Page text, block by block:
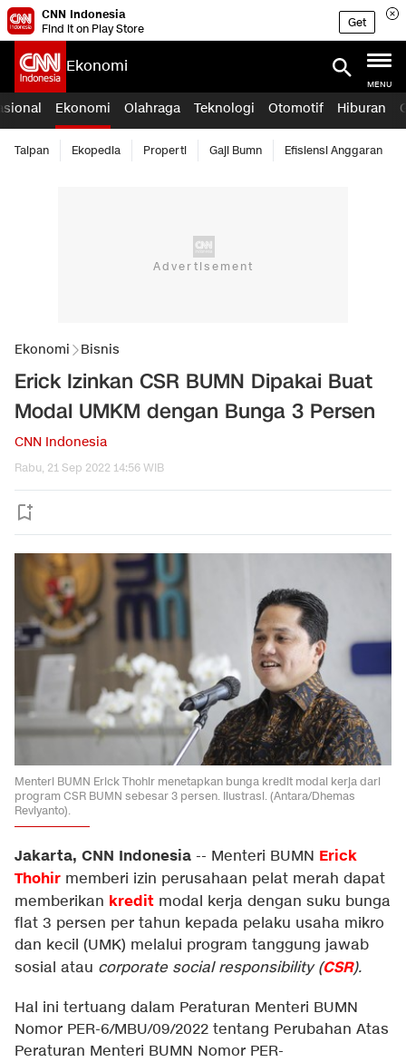
CNN Indonesia
Find it on Play Store
Get
Ekonomi
MENU
Ekonomi Olahraga Teknologi Otomotif Hiburan
Taipan Ekopedia Properti Gaji Bumn Efisiensi Anggaran
Ekonomi Bisnis
Erick Izinkan CSR BUMN Dipakai Buat
Modal UMKM dengan Bunga 3 Persen
CNN Indonesia
Rabu, 21 Sep 2022 14:56 WIB
Menteri BUMN Erick Thohir menetapkan bunga kredit modal kerja dari
program CSR BUMN sebesar 3 persen. Ilustrasi. (Antara/Dhemas
Reviyanto).
Jakarta, CNN Indonesia -- Menteri BUMN Erick
Thohir memberi izin perusahaan pelat merah dapat
memberikan kredit modal kerja dengan suku bunga
flat 3 persen per tahun kepada pelaku usaha mikro
dan kecil (UMK) melalui program tanggung jawab
sosial atau corporate social responsibility (CSR).
Hal ini tertuang dalam Peraturan Menteri BUMN
Nomor PER-6/MBU/09/2022 tentang Perubahan Atas
Peraturan Menteri BUMN Nomor PER-